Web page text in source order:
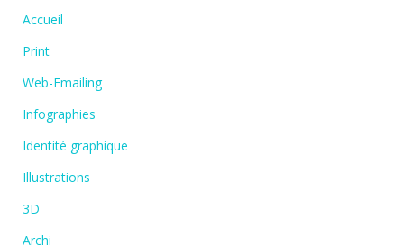
Accueil
Print
Web-Emailing
Infographies
Identité graphique
Illustrations
3D
Archi